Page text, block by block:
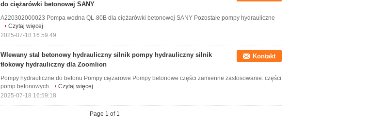
do ciężarówki betonowej SANY
A220302000023 Pompa wodna QL-80B dla ciężarówki betonowej SANY Pozostałe pompy hydrauliczne
Czytaj więcej
2025-07-18 16:59:49
Wlewany stal betonowy hydrauliczny silnik pompy hydrauliczny silnik
tłokowy hydrauliczny dla Zoomlion
Kontakt
Pompy hydrauliczne do betonu Pompy ciężarowe Pompy betonowe części zamienne zastosowanie: części
pomp betonowych
Czytaj więcej
2025-07-18 16:59:18
Page 1 of 1